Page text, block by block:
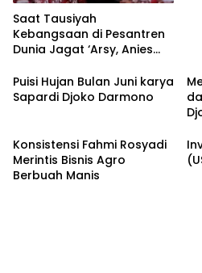
Saat Tausiyah
Kebangsaan di Pesantren
Dunia Jagat ‘Arsy, Anies
Dukungan dari Abah Aos
Puisi Hujan Bulan Juni karya
Sapardi Djoko Darmono
Konsistensi Fahmi Rosyadi
Merintis Bisnis Agro
Berbuah Manis